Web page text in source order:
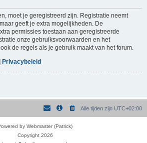
moet je geregistreerd zijn. Registratie neemt
geeft je extra mogelijkheden. De
permissies toestaan aan geregistreerde
onze gebruiksvoorwaarden en het
de regels als je gebruik maakt van het forum.
| Privacybeleid
Alle tijden zijn UTC+02:00
by Webmaster (Patrick)
Copyright 2026